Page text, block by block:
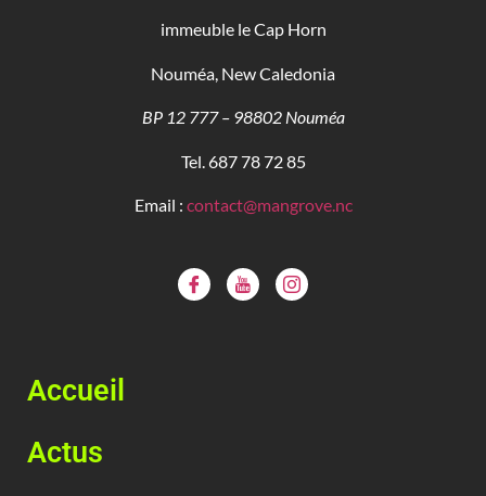
immeuble le Cap Horn
Nouméa, New Caledonia
BP 12 777 – 98802 Nouméa
Tel. 687 78 72 85
Email : contact@mangrove.nc
Accueil
Actus